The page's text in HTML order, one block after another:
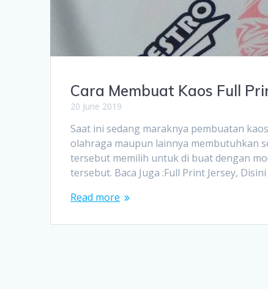
Cara Membuat Kaos Full
20 June 2019
Saat ini sedang maraknya pembuatan
olahraga maupun lainnya membutuhkan
tersebut memilih untuk di buat dengan
tersebut. Baca Juga :Full Print Jersey,
Read more